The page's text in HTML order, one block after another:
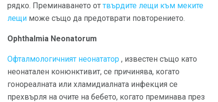
рядко. Преминаването от твърдите лещи към меките
лещи може също да предотврати повторението.
Ophthalmia Neonatorum
Офталмологичният неонататор , известен също като
неонатален конюнктивит, се причинява, когато
гонореалната или хламидиалната инфекция се
прехвърля на очите на бебето, когато преминава през